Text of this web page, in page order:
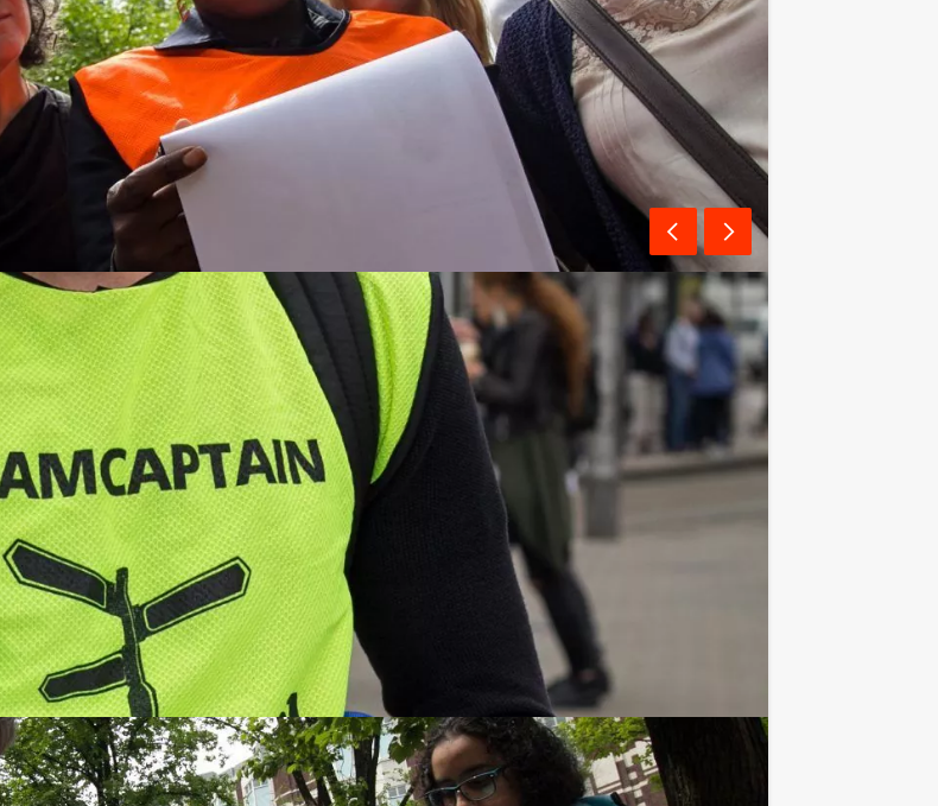
keuze
rekenen? Voor € 13,50 per persoon per uur dat u in het restaurant doorbrengt
waarbij u onbeperkt kunt genieten van bier, fris, huiswijn, koffie en thee. En…